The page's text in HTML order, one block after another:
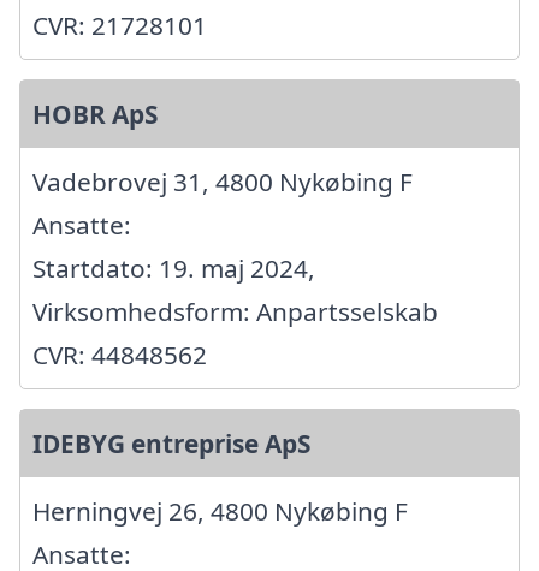
CVR: 21728101
HOBR ApS
Vadebrovej 31, 4800 Nykøbing F
Ansatte:
Startdato: 19. maj 2024,
Virksomhedsform: Anpartsselskab
CVR: 44848562
IDEBYG entreprise ApS
Herningvej 26, 4800 Nykøbing F
Ansatte: